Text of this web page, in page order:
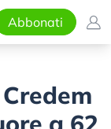
Abbonati